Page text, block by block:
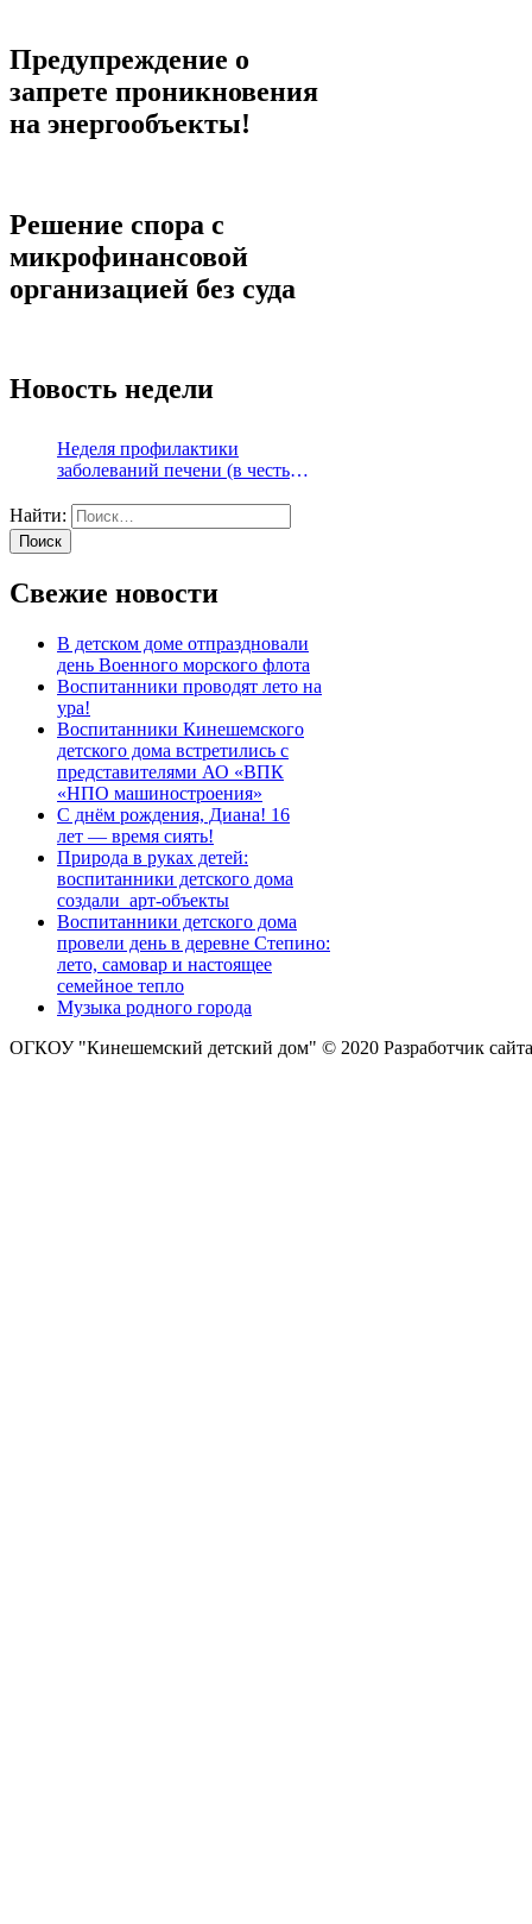
Предупреждение о
запрете проникновения
на энергообъекты!
Решение спора с
микрофинансовой
организацией без суда
Новость недели
Неделя профилактики
заболеваний печени (в честь
гепатитом 28 июля)
Найти:
Свежие новости
В детском доме отпраздновали
день Военного морского флота
Воспитанники проводят лето на
ура!
Воспитанники Кинешемского
детского дома встретились с
представителями АО «ВПК
«НПО машиностроения»
С днём рождения, Диана! 16
лет — время сиять!
Природа в руках детей:
воспитанники детского дома
создали арт-объекты
Воспитанники детского дома
провели день в деревне Степино:
лето, самовар и настоящее
семейное тепло
Музыка родного города
ОГКОУ "Кинешемский детский дом" © 2020 Разработчик